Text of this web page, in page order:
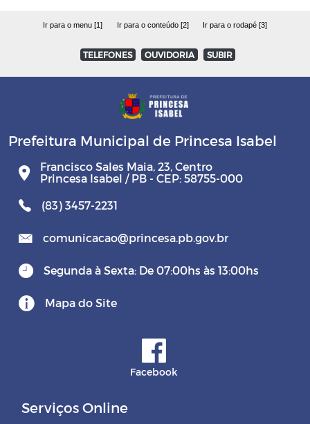
Ir para o menu [1] Ir para o conteúdo [2] Ir para o rodapé [3]
TELEFONES OUVIDORIA SUBIR
Prefeitura Municipal de Princesa Isabel
Francisco Sales Maia, 23, Centro
Princesa Isabel / PB - CEP: 58755-000
(83) 3457-2231
comunicacao@princesa.pb.gov.br
Segunda à Sexta: De 07:00hs às 13:00hs
Mapa do Site
Facebook
Serviços Online